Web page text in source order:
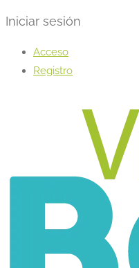
Iniciar sesión
Acceso
Registro